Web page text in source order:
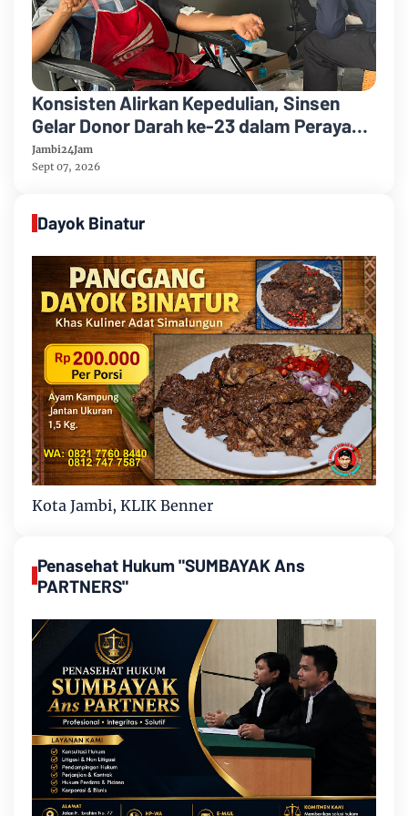
Konsisten Alirkan Kepedulian, Sinsen
Gelar Donor Darah ke-23 dalam Perayaan
Anniversary Sinsen
Jambi24Jam
Sept 07, 2026
Dayok Binatur
Kota Jambi, KLIK Benner
Penasehat Hukum "SUMBAYAK Ans
PARTNERS"